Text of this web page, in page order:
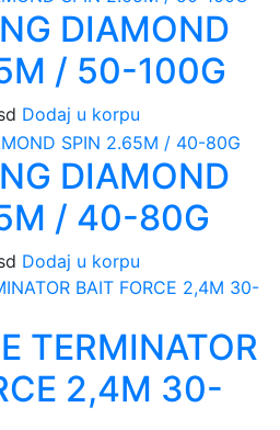
DIAMOND
/ 50-100G
Dodaj u korpu
DIAMOND
/ 40-80G
Dodaj u korpu
TERMINATOR
2,4M 30-